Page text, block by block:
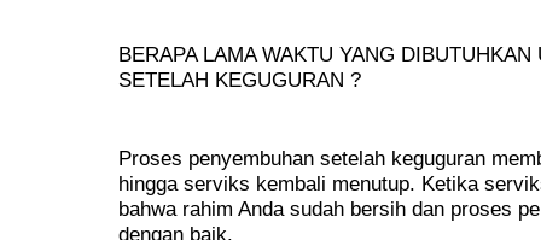
BERAPA LAMA WAKTU YANG
SETELAH KEGUGURAN ?
Proses penyembuhan setelah keguguran
hingga serviks kembali menutup. Ketika
bahwa rahim Anda sudah bersih dan proses
dengan baik.